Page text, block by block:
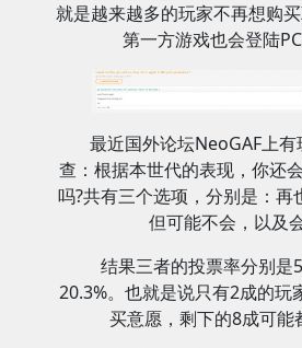
就是越来越多的玩家不再想购
第一方游戏也会登陆PC
最近国外论坛NeoGAF上
查：根据本世代的表现，你还
吗?共有三个选项，分别是：再
但可能不会，以及会
结果三者的投票率分别是
20.3%。也就是说只有2成的玩
买意愿，剩下的8成可能